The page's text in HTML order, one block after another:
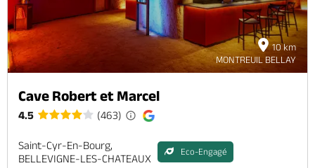
10 km
MONTREUIL BELLAY
Cave Robert et Marcel
4.5 (463)
Saint-Cyr-En-Bourg,
BELLEVIGNE-LES-CHATEAUX
Eco-Engagé